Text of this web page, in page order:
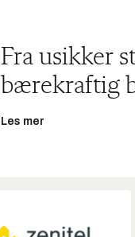
Fra usikker
bærekraftig
Les mer